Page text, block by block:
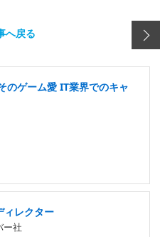
へ戻る
のゲーム愛 IT業界でのキャ
ィレクター
ー社